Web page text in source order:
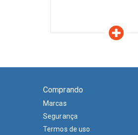
Comprando
Marcas
Segurança
Termos de uso